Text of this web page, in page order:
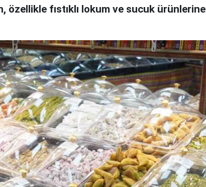
özellikle fıstıklı lokum ve sucuk ürünlerine